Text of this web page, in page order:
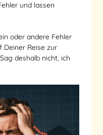
und lassen
oder andere Fehler
Deiner Reise zur
deshalb nicht, ich